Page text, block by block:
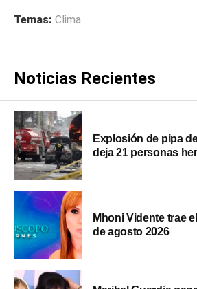
Temas: Clima
Noticias Recientes
Explosión de pipa
deja 21 personas
Mhoni Vidente trae
de agosto 2026